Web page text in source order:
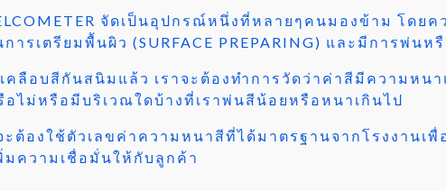
จัดเป็นอุปกรณ์หนึ่งที่หลายๆคนมองข้าม โดย
นการเตรียมพื้นผิว (SURFACE PREPARING) และมีการพ่
คลือบสีกันสนิมแล้ว เราจะต้องทำการวัดว่าค่าสีมีความหน
อไม่หรือมีบริเวณใดบ้างที่เราพ่นสีน้อยหรือหนาเกินไป
ต้องใช้ตัวเลขค่าความหนาสีที่ได้มาตรฐานจากโรงงานเ
ความเชื่อมั่นให้กับลูกค้า